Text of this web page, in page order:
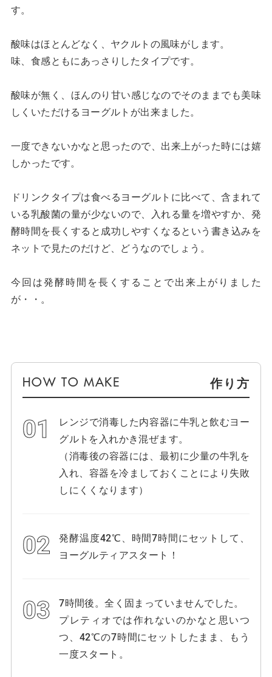
す。
酸味はほとんどなく、ヤクルトの風味がします。
味、食感ともにあっさりしたタイプです。
酸味が無く、ほんのり甘い感じなのでそのままでも美味
しくいただけるヨーグルトが出来ました。
一度できないかなと思ったので、出来上がった時には嬉
しかったです。
ドリンクタイプは食べるヨーグルトに比べて、含まれて
いる乳酸菌の量が少ないので、入れる量を増やすか、発
酵時間を長くすると成功しやすくなるという書き込みを
ネットで見たのだけど、どうなのでしょう。
今回は発酵時間を長くすることで出来上がりました
が・・。
作り方
レンジで消毒した内容器に牛乳と飲むヨー
グルトを入れかき混ぜます。
（消毒後の容器には、最初に少量の牛乳を
入れ、容器を冷ましておくことにより失敗
しにくくなります）
発酵温度42℃、時間7時間にセットして、
ヨーグルティアスタート！
7時間後。全く固まっていませんでした。
プレティオでは作れないのかなと思いつ
つ、42℃の7時間にセットしたまま、もう
一度スタート。